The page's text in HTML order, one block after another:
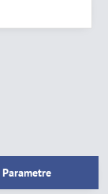
Parametre